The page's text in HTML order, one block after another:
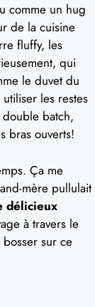
comme un hug
de la cuisine
fluffy, les
qui
le duvet du
les restes
batch,
bras ouverts!
Ça me
mère pullulait
délicieux
à travers le
sur ce